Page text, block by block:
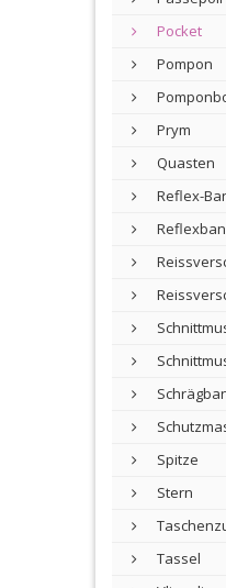
Pocket
Pompon
Prym
Quasten
Reflex-
Spitze
Stern
Tassel